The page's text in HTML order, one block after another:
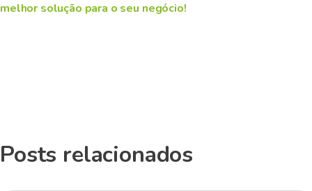
melhor solução para o seu negócio!
Posts relacionados